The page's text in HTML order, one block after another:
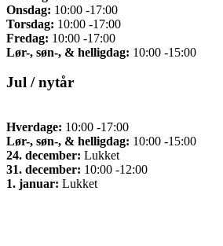
Onsdag: 10:00 -17:00
Torsdag: 10:00 -17:00
Fredag: 10:00 -17:00
Lør-, søn-, & helligdag: 10:00 -15:00
Jul / nytår
Hverdage: 10:00 -17:00
Lør-, søn-, & helligdag: 10:00 -15:00
24. december: Lukket
31. december: 10:00 -12:00
1. januar: Lukket